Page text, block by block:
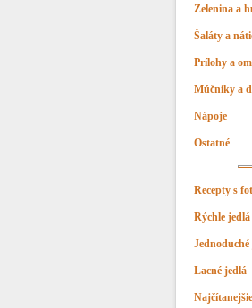
Zelenina a
Šaláty a
Prílohy a
Múčniky a
Nápoje
Ostatné
Recepty s
Rýchle jedlá
Lacné jedlá